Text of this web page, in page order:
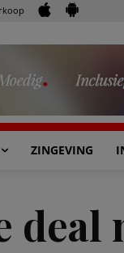
ZINGEVING
deal